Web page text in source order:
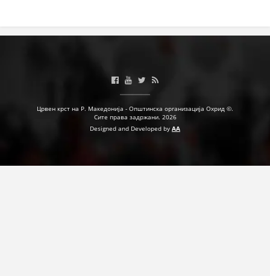
Црвен крст на Р. Македонија - Општинска организација Охрид ©.
Сите права задржани. 2026
Designed and Developed by AA